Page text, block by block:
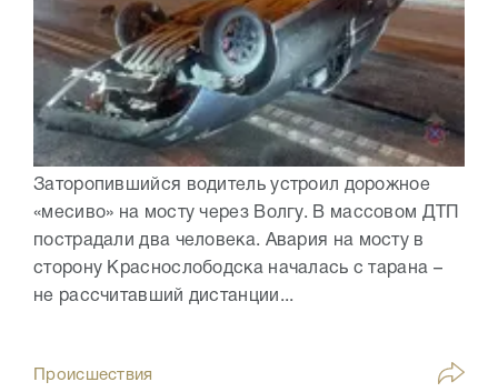
Заторопившийся водитель устроил дорожное
«месиво» на мосту через Волгу. В массовом ДТП
пострадали два человека. Авария на мосту в
сторону Краснослободска началась с тарана –
не рассчитавший дистанции...
Происшествия